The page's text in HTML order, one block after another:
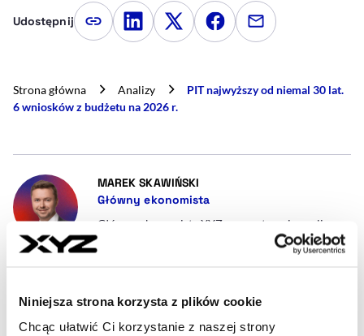
Niniejsza strona korzysta z plików cookie
Chcąc ułatwić Ci korzystanie z naszej strony
Udostępnij Kopiuj link artykułu
Udostępnij na LinkedIn
Udostępnij na Twitterze
Udostępnij na
Udostępnij
Strona główna Analizy
PIT najwyższy od niemal 30 lat.
6 wniosków z budżetu na 2026 r.
MAREK SKAWIŃSKI
Główny ekonomista
Główny ekonomista XYZ, przygotowuję analizy
makroekonomiczne, sektorowe oraz dotyczące
oraz literatura piękna.